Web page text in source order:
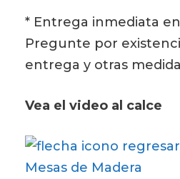
* Entrega inmediata
Pregunte por
entrega y otras
Vea el video al calce
Mesas de Madera